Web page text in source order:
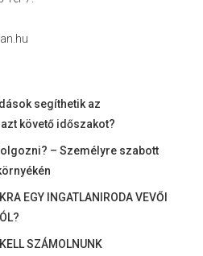
segíthetik az
követő időszakot?
– Személyre szabott
EGY INGATLANIRODA VEVŐI
SZÁMOLNUNK